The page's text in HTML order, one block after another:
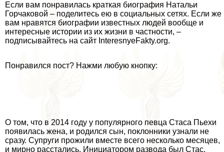
Если вам понравилась краткая биография Натальи
Горчаковой – поделитесь ею в социальных сетях. Если же
вам нравятся биографии известных людей вообще и
интересные истории из их жизни в частности, –
подписывайтесь на сайт InteresnyeFakty.org.
Понравился пост? Нажми любую кнопку:
О том, что в 2014 году у популярного певца Стаса Пьехи
появилась жена, и родился сын, поклонники узнали не
сразу. Супруги прожили вместе всего несколько месяцев,
и мирно расстались. Инициатором развода был Стас.